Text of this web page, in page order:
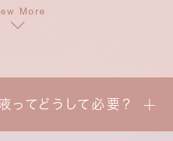
More
てどうして必要？
規ご入会で